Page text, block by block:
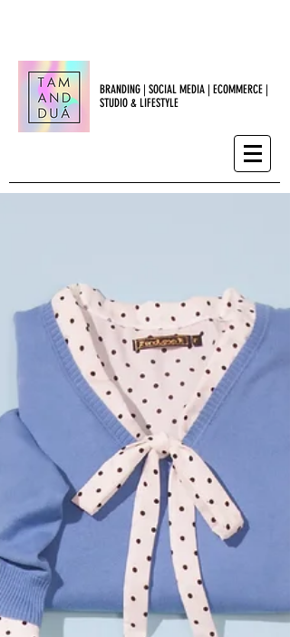
BRANDING | SOCIAL MEDIA | ECOMMERCE |
STUDIO & LIFESTYLE